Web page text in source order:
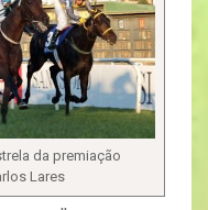
da premiação
Lares